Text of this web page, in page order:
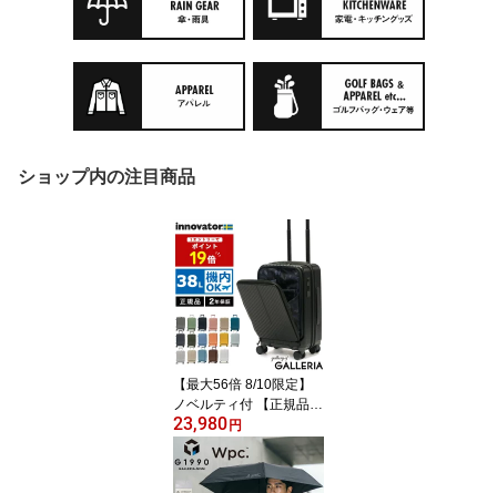
ショップ内の注目商品
【最大56倍 8/10限定】
ノベルティ付 【正規品2
年保証】 イノベーター
スーツケース 機内持ち込
み フロントオープン 軽
量 innovator キャリーケ
23,980円